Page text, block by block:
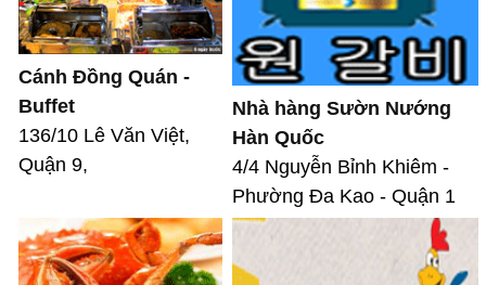
Cánh Đồng Quán -
Buffet
136/10 Lê Văn Việt,
Quận 9,
Nhà hàng Sườn Nướng
Hàn Quốc
4/4 Nguyễn Bỉnh Khiêm -
Phường Đa Kao - Quận 1